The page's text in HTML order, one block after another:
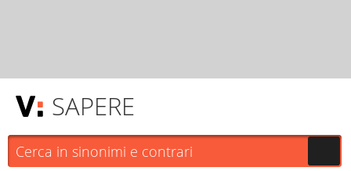
SAPERE